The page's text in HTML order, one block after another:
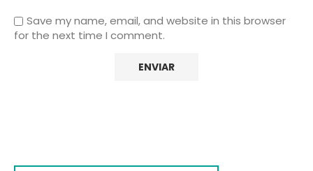
Save my name, email, and website in this browser
for the next time I comment.